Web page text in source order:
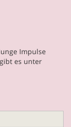
Impulse
es unter